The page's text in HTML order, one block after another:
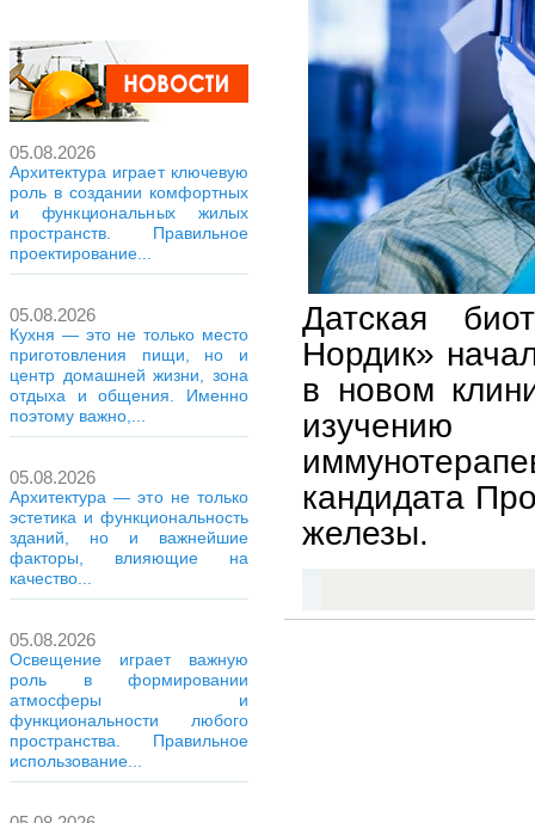
05.08.2026
Архитектура играет ключевую
роль в создании комфортных
и функциональных жилых
пространств. Правильное
проектирование...
05.08.2026
Кухня — это не только место
приготовления пищи, но и
центр домашней жизни, зона
отдыха и общения. Именно
поэтому важно,...
05.08.2026
Архитектура — это не только
эстетика и функциональность
зданий, но и важнейшие
факторы, влияющие на
качество...
05.08.2026
Освещение играет важную
роль в формировании
атмосферы и
функциональности любого
пространства. Правильное
использование...
Датская
Нордик»
в новом
кандидата
железы.